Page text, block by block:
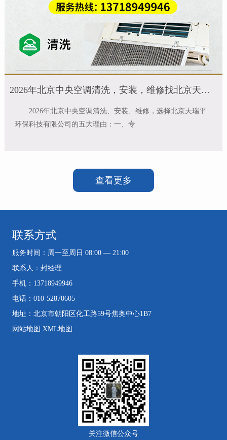
2026年北京中央空调清洗，安装，维修找北京天瑞平没错
2026年北京中央空调清洗、安装、维修，选择北京天瑞平
环保科技有限公司的五大理由‌：一、‌专
查看更多
联系方式
服务时间：周一至周日 08:00 — 21:00
联系人：封经理
手机：13718949946
电话：010-52870605
地址：北京市朝阳区化工路59号焦奥中心1B7
网站地图 XML地图
关注微信公众号